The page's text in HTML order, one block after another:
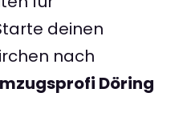
deinen
nach
Döring